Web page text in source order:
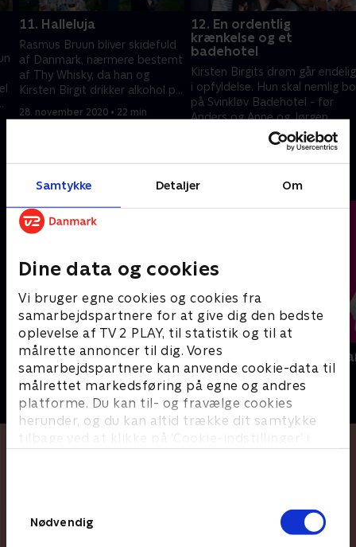
Samtykke Detaljer Om
Dine data og cookies
Vi bruger egne cookies og cookies fra
samarbejdspartnere for at give dig den bedste
oplevelse af TV 2 PLAY, til statistik og til at
målrette annoncer til dig. Vores
samarbejdspartnere kan anvende cookie-data til
målrettet markedsføring på egne og andres
platforme. Du kan til- og fravælge cookies
herunder, og du kan altid trække dit samtykke
tilbage ved at klikke på ’Cookie-indstillinger’ i
Nødvendig
11. Halleluja
Rasmus Bruun bliver skidefuld
af Danmark, nærmere bestemt
af Thy Whisky, da han og
Kirsten Birgit drikker alkohol på
28. november 2020 • 22 min
12. En ordentlig
krænkelse og et
badehotel
Kirsten Birgits drøm går endelig
i opfyldelse. Hun skal nemlig bo
på Svinkløv Badehotel - før
Anders og Anne og Jørgen
Leth. Men bliver drømmen til
28. november 2020 • 19 min
Andre så også
Jonatan Spang - Typisk
Comedy
Jonatan
Comedy